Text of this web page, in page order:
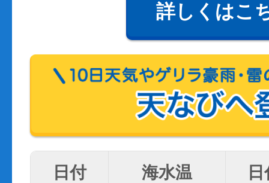
詳しくはこ
日付 海水温